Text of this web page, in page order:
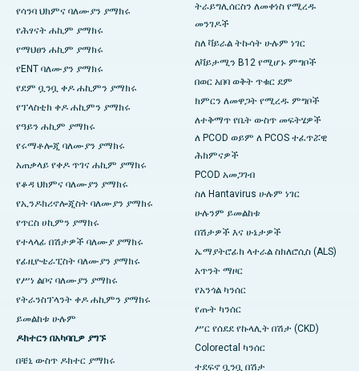
የሳንባ ህክምና ባለሙያን ያማክሩ
የሕፃናት ሐኪም ያማክሩ
የማህፀን ሐኪም ያማክሩ
የENT ባለሙያን ያማክሩ
የደም ቧንቧ ቀዶ ሐኪምን ያማክሩ
የፕላስቲክ ቀዶ ሐኪምን ያማክሩ
የዓይን ሐኪም ያማክሩ
የሩማቶሎጂ ባለሙያን ያማክሩ
አጠቃላይ የቀዶ ጥገና ሐኪም ያማክሩ
የቆዳ ህክምና ባለሙያን ያማክሩ
የኢንዶክሪኖሎጂስት ባለሙያን ያማክሩ
የጥርስ ሀኪምን ያማክሩ
የተላላፊ በሽታዎች ባለሙያ ያማክሩ
የፊዚዮቴራፒስት ባለሙያን ያማክሩ
የሥነ ልቦና ባለሙያን ያማክሩ
የትራንስፕላንት ቀዶ ሐኪምን ያማክሩ
ይመልከቱ ሁሉም
ዶክተርን በአካባቢዎ ያግኙ
በቼኒ ውስጥ ዶክተር ያማክሩ
ትራይግሊሰርስን ለመቀነስ የሚረዱ
መንገዶች
ስለ ቫይራል ትኩሳት ሁሉም ነገር
ለቫይታሚን B12 የሚሆኑ ምግቦች
በወር አበባ ወቅት ጥቁር ደም
ክምርን ለመዋጋት የሚረዱ ምግቦች
ለተቅማጥ የቤት ውስጥ መፍትሄዎች
ለ PCOD ወይም ለ PCOS ተፈጥሯዊ
ሕክምናዎች
PCOD አመጋገብ
ስለ Hantavirus ሁሉም ነገር
ሁሉንም ይመልከቱ
በሽታዎች እና ሁኔታዎች
ኤማያትሮፊክ ላተራል ስክለሮሲስ (ALS)
አጥንት ማዞር
የአንጎል ካንሰር
የጡት ካንሰር
ሥር የሰደደ የኩላሊት በሽታ (CKD)
Colorectal ካንሰር
ተደፍኖ ቧንቧ በሽታ